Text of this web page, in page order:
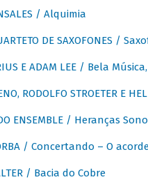
/ Alquimia
DE SAXOFONES /
E ADAM LEE / Bela
RODOLFO STROETER E
ENSEMBLE / Heranças
/ Concertando – O
/ Bacia do Cobre